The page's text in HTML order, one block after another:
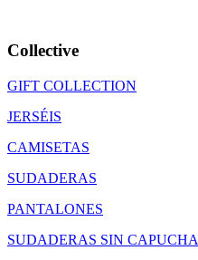
Collective
GIFT COLLECTION
JERSÉIS
CAMISETAS
SUDADERAS
PANTALONES
SUDADERAS SIN CAPUCHA